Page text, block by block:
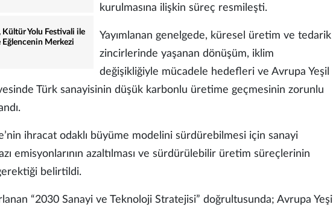
Kültür Yolu Festivali ile
Eğlencenin Merkezi
kurulmasına ilişkin süreç resmileşti.
Yayımlanan genelgede, küresel üretim ve tedarik
zincirlerinde yaşanan dönüşüm, iklim
değişikliğiyle mücadele hedefleri ve Avrupa Yeşil
Türk sanayisinin düşük karbonlu üretime geçmesinin zorunlu
ihracat odaklı büyüme modelini sürdürebilmesi için sanayi
emisyonlarının azaltılması ve sürdürülebilir üretim süreçlerinin
gerektiği belirtildi.
“2030 Sanayi ve Teknoloji Stratejisi” doğrultusunda; Avrupa Yeşil